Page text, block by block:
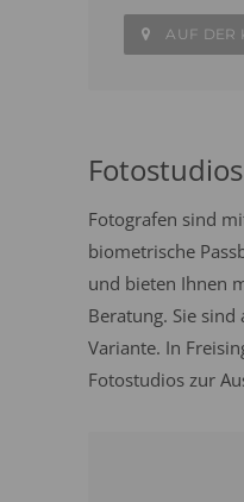
AUF DER
Fotostudios
Fotografen sind
biometrische
und bieten Ihnen
Beratung. Sie
Variante. In
Fotostudios zur